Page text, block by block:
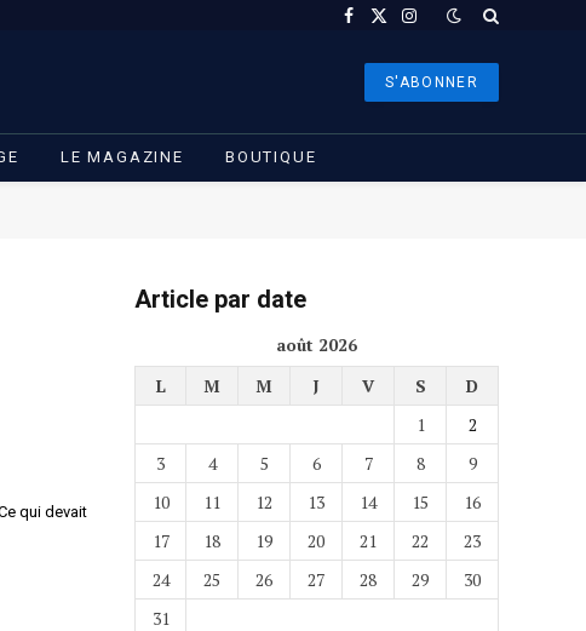
Facebook
X
Instagram
S'ABONNER
LE MAGAZINE BOUTIQUE
qui devait
Article par date
août 2026
L
M M J V S
D
1
2
3
4 5 6 7 8
9
10
11 12 13 14 15
16
17
18 19 20 21 22
23
24
25 26 27 28 29
30
31